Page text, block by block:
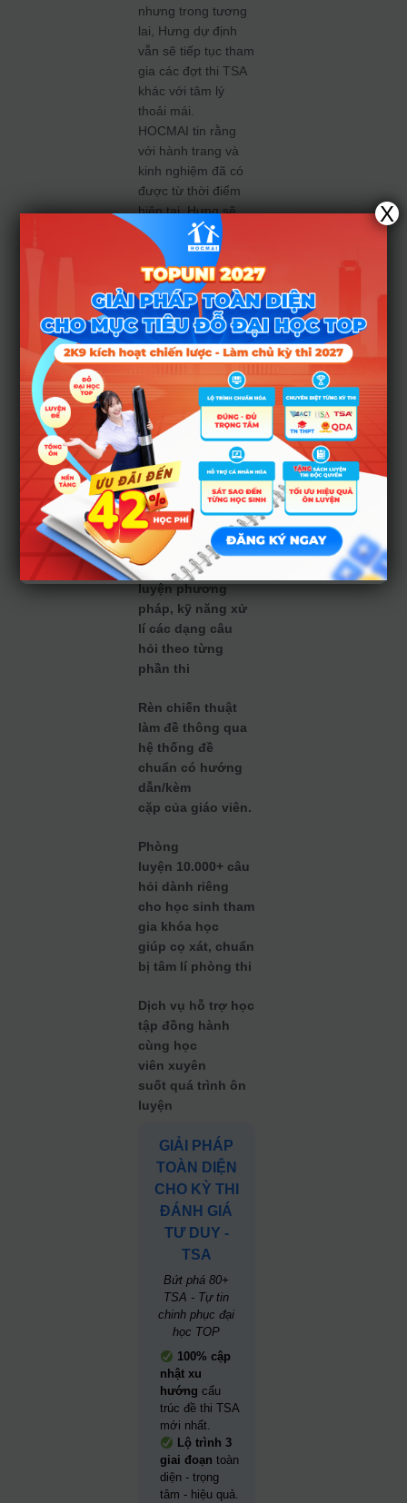
nhưng trong tương
lai, Hưng dự định
vẫn sẽ tiếp tục tham
gia các đợt thi TSA
khác với tâm lý
thoải mái.
HOCMAI tin rằng
với hành trang và
kinh nghiệm đã có
được từ thời điểm
hiện tại, Hưng sẽ
còn đạt được
những cột mốc cao
hơn nữa. Chúc cho
Hưng sẽ đạt được
mục tiêu của mình
và sớm trở thành
sinh viên của
trường ĐH Bách
khoa mà em mơ
ước.
>>>>>>Đăng ký
khóa luyện thi PAT
TSA của HOCMAI
ngay tại đây
>>>>>>>
Huấn
luyện phương
pháp, kỹ năng xử
lí các dạng câu
hỏi theo từng
phần thi
Rèn chiến thuật
làm đề thông qua
hệ thống đề
chuẩn có hướng
dẫn/kèm
cặp của giáo viên.
Phòng
luyện 10.000+ câu
hỏi dành riêng
cho học sinh tham
gia khóa học
giúp cọ xát, chuẩn
bị tâm lí phòng thi
Dịch vụ hỗ trợ học
tập đồng hành
cùng học
viên xuyên
suốt quá trình ôn
luyện
GIẢI PHÁP
TOÀN DIỆN
CHO KỲ THI
ĐÁNH GIÁ
TƯ DUY -
TSA
Bứt phá 80+
TSA - Tự tin
chinh phục đại
học TOP
100% cập
nhật xu
hướng cấu
trúc đề thi TSA
mới nhất.
Lộ trình 3
giai đoạn toàn
diện - trọng
tâm - hiệu quả.
X